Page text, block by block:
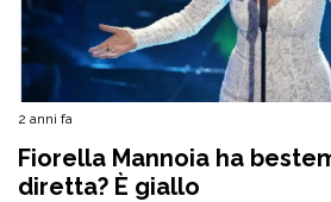
2 anni fa
Fiorella Mannoia ha
diretta? È giallo